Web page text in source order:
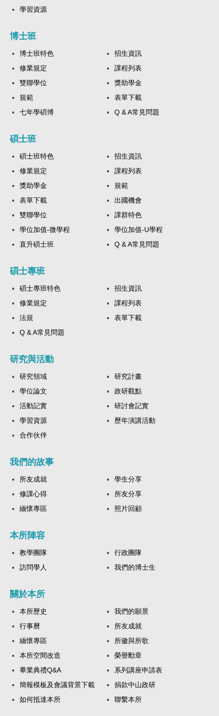
學習資源
博士班
博士班特色
招生資訊
修業規定
課程列表
雙聯學位
獎助學金
規範
表單下載
七年學碩博
Q & A常見問題
碩士班
碩士班特色
招生資訊
修業規定
課程列表
獎助學金
規範
表單下載
出國機會
雙聯學位
課群特色
學位加值-微學程
學位加值-U學程
直升碩士班
Q & A常見問題
碩士專班
碩士專班特色
招生資訊
修業規定
課程列表
法規
表單下載
Q & A常見問題
研究與活動
研究領域
研究計畫
學位論文
政研觀點
活動記實
研討會記實
學習資源
歷年演講活動
合作伙伴
我們的故事
所友成就
學生分享
修課心得
所友分享
緬懷專區
照片回顧
本所陣容
教學團隊
行政團隊
訪問學人
我們的博士生
關於本所
本所歷史
我們的願景
行事曆
所友成就
緬懷專區
所徽與所歌
本所空間改造
榮譽勳章
畢業典禮Q&A
系列講座申請表
簡報模板及會議背景下載
捐款中山政研
如何抵達本所
聯繫本所